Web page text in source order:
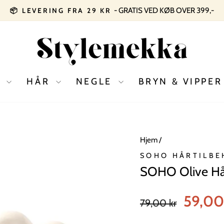
Pause
slideshow
HÅR NEGLE BRYN & VIPPER
Hjem/
SOHO
SOHO Olive
pris
79,00 kr
Tilbudspris